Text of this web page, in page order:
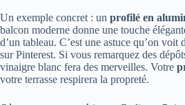
Un exemple concret : un profilé en
balcon moderne donne une touche
d’un tableau. C’est une astuce qu’on voit
sur Pinterest. Si vous remarquez des
vinaigre blanc fera des merveilles. Votre
votre terrasse respirera la propreté.